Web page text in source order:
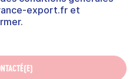
export.fr et